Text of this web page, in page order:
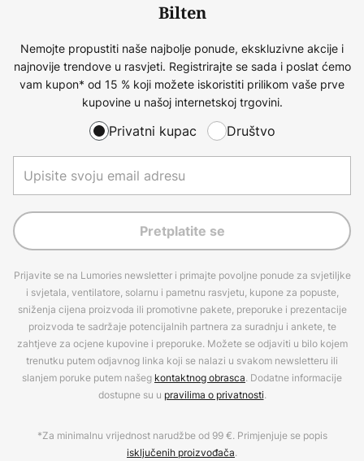
Bilten
Nemojte propustiti naše najbolje ponude, ekskluzivne akcije i
najnovije trendove u rasvjeti. Registrirajte se sada i poslat ćemo
vam kupon* od 15 % koji možete iskoristiti prilikom vaše prve
kupovine u našoj internetskoj trgovini.
Privatni kupac Društvo
Pretplatite se
Prijavite se na Lumories newsletter i primajte povoljne ponude za svjetiljke
i svjetala, ventilatore, solarnu i pametnu rasvjetu, kupone za popuste,
sniženja cijena proizvoda ili promotivne pakete, preporuke i prezentacije
proizvoda te sadržaje potencijalnih partnera za suradnju i ankete, te
zahtjeve za ocjene kupovine i preporuke. Možete se odjaviti u bilo kojem
trenutku putem odjavnog linka koji se nalazi u svakom newsletteru ili
slanjem poruke putem našeg kontaktnog obrasca. Dodatne informacije
dostupne su u pravilima o privatnosti.
*Za minimalnu vrijednost narudžbe od 99 €. Primjenjuje se popis
isključenih proizvođača.